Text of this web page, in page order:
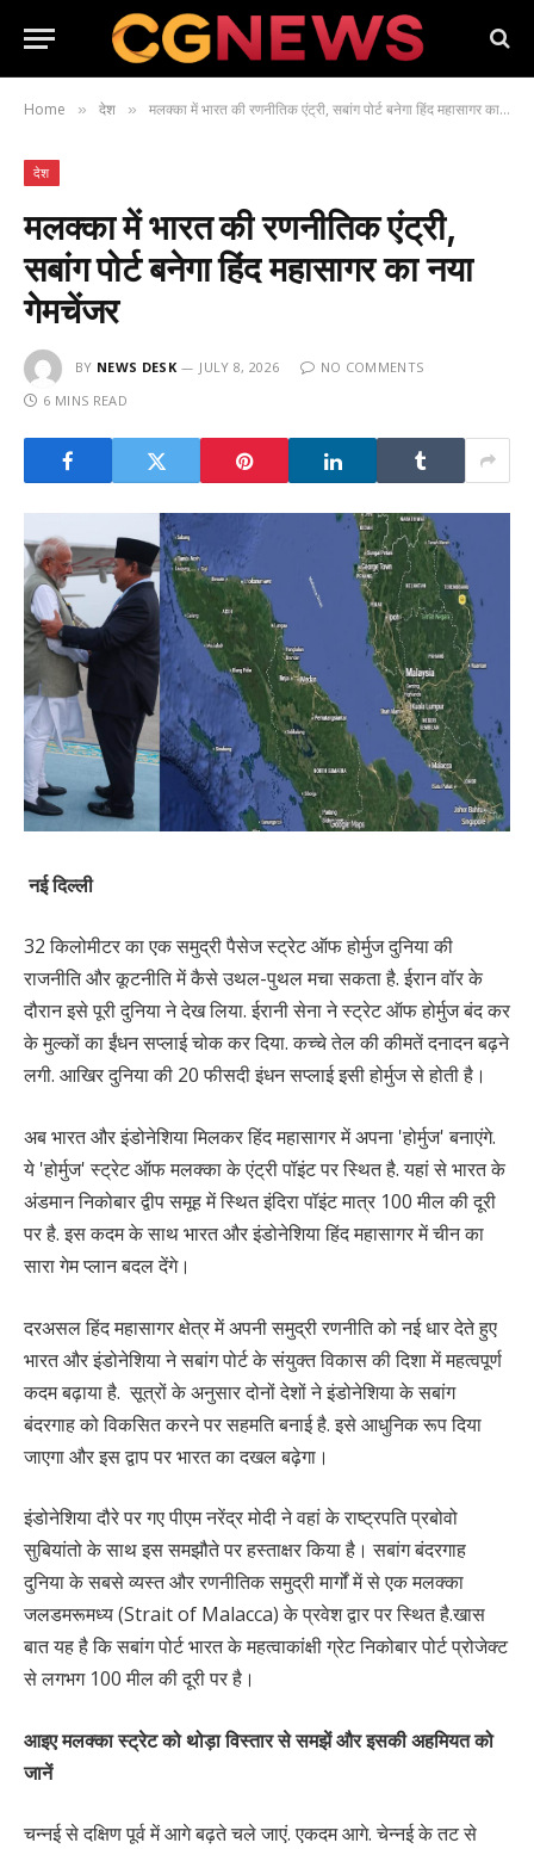
Home » देश » मलक्का में भारत की रणनीतिक एंट्री, सबांग पोर्ट बनेगा हिंद महासागर का नया गेमचेंजर
देश
मलक्का में भारत की रणनीतिक एंट्री,
सबांग पोर्ट बनेगा हिंद महासागर का नया
गेमचेंजर
BY NEWS DESK JULY 8, 2026
NO COMMENTS
6 MINS READ
नई दिल्ली
32 किलोमीटर का एक समुद्री पैसेज स्ट्रेट ऑफ होर्मुज दुनिया की
राजनीति और कूटनीति में कैसे उथल-पुथल मचा सकता है. ईरान वॉर के
दौरान इसे पूरी दुनिया ने देख लिया. ईरानी सेना ने स्ट्रेट ऑफ होर्मुज बंद कर
के मुल्कों का ईंधन सप्लाई चोक कर दिया. कच्चे तेल की कीमतें दनादन बढ़ने
लगी. आखिर दुनिया की 20 फीसदी इंधन सप्लाई इसी होर्मुज से होती है।
अब भारत और इंडोनेशिया मिलकर हिंद महासागर में अपना 'होर्मुज' बनाएंगे.
ये 'होर्मुज' स्ट्रेट ऑफ मलक्का के एंट्री पॉइंट पर स्थित है. यहां से भारत के
अंडमान निकोबार द्वीप समूह में स्थित इंदिरा पॉइंट मात्र 100 मील की दूरी
पर है. इस कदम के साथ भारत और इंडोनेशिया हिंद महासागर में चीन का
सारा गेम प्लान बदल देंगे।
दरअसल हिंद महासागर क्षेत्र में अपनी समुद्री रणनीति को नई धार देते हुए
भारत और इंडोनेशिया ने सबांग पोर्ट के संयुक्त विकास की दिशा में महत्वपूर्ण
कदम बढ़ाया है. सूत्रों के अनुसार दोनों देशों ने इंडोनेशिया के सबांग
बंदरगाह को विकसित करने पर सहमति बनाई है. इसे आधुनिक रूप दिया
जाएगा और इस द्वाप पर भारत का दखल बढ़ेगा।
इंडोनेशिया दौरे पर गए पीएम नरेंद्र मोदी ने वहां के राष्ट्रपति प्रबोवो
सुबियांतो के साथ इस समझौते पर हस्ताक्षर किया है। सबांग बंदरगाह
दुनिया के सबसे व्यस्त और रणनीतिक समुद्री मार्गों में से एक मलक्का
जलडमरूमध्य (Strait of Malacca) के प्रवेश द्वार पर स्थित है.खास
बात यह है कि सबांग पोर्ट भारत के महत्वाकांक्षी ग्रेट निकोबार पोर्ट प्रोजेक्ट
से लगभग 100 मील की दूरी पर है।
आइए मलक्का स्ट्रेट को थोड़ा विस्तार से समझें और इसकी अहमियत को
जानें
चन्नई से दक्षिण पूर्व में आगे बढ़ते चले जाएं. एकदम आगे. चेन्नई के तट से